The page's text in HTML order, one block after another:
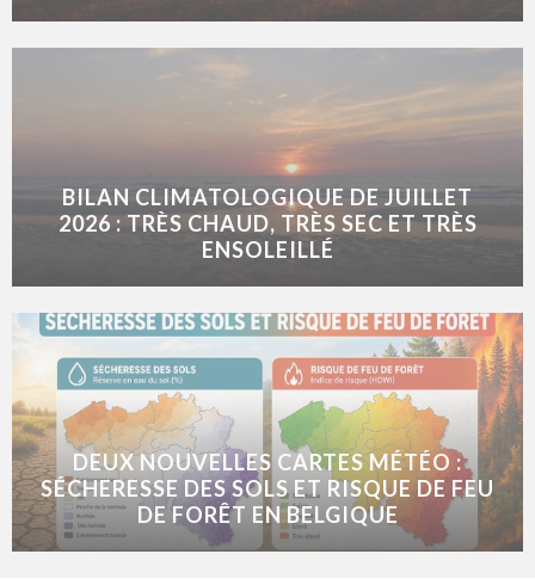
BILAN CLIMATOLOGIQUE DE JUILLET
2026 : TRÈS CHAUD, TRÈS SEC ET TRÈS
ENSOLEILLÉ
DEUX NOUVELLES CARTES MÉTÉO :
SÉCHERESSE DES SOLS ET RISQUE DE FEU
DE FORÊT EN BELGIQUE